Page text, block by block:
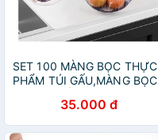
SET 100 MÀNG BỌC THỰC
PHẨM TÚI GẤU,MÀNG BỌC
35.000 đ